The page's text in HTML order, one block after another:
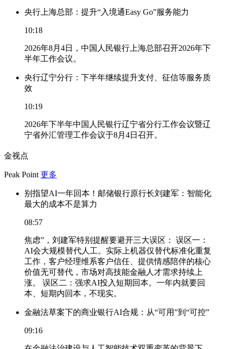
央行上海总部：提升“入境通Easy Go”服务能力
10:18
2026年8月4日，中国人民银行上海总部召开2026年下
半年工作会议。
央行辽宁分行：下半年继续提升支付、征信等服务质
效
10:19
2026年下半年中国人民银行辽宁省分行工作会议暨辽
宁省外汇管理工作会议于8月4日召开。
金视点
Peak Point 更多
别指望AI一年回本！邮储银行原行长刘建军：智能化
最大的成本不是算力
08:57
焦虑”，刘建军特别提醒要避开三大误区： 误区一：
AI会大规模替代人工。实际上机器仅替代标准化重复
工作，客户经理维系客户信任、提供情感陪伴的核心
价值无可替代，市场对高技能金融人才需求持续上
涨。 误区二：强求AI投入短期回本。一年内就要回
本、短期内回本，不现实。
金融法草案下的商业银行AI合规：从“可用”到“可控”
09:16